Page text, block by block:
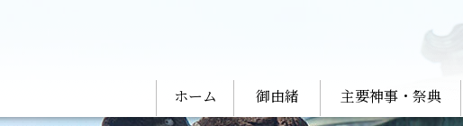
ホーム 御由緒 主要神事・祭典